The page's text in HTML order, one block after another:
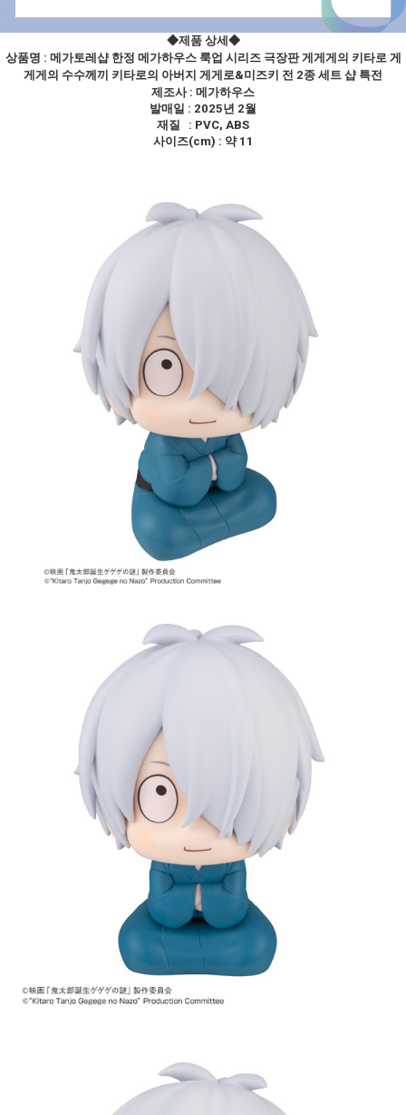
◆제품 상세◆
상품명 : 메가토레샵 한정 메가하우스 룩업 시리즈 극장판 게게게의 키타로 게
게게의 수수께끼 키타로의 아버지 게게로&미즈키 전 2종 세트 샵 특전
제조사 : 메가하우스
발매일 : 2025년 2월
재질 : PVC, ABS
사이즈(cm) : 약 11